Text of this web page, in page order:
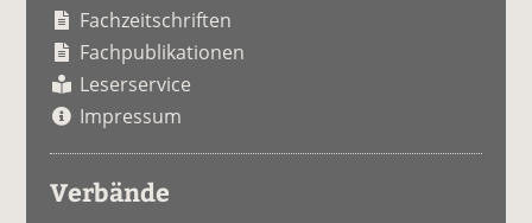
Fachzeitschriften
Fachpublikationen
Leserservice
Impressum
Verbände